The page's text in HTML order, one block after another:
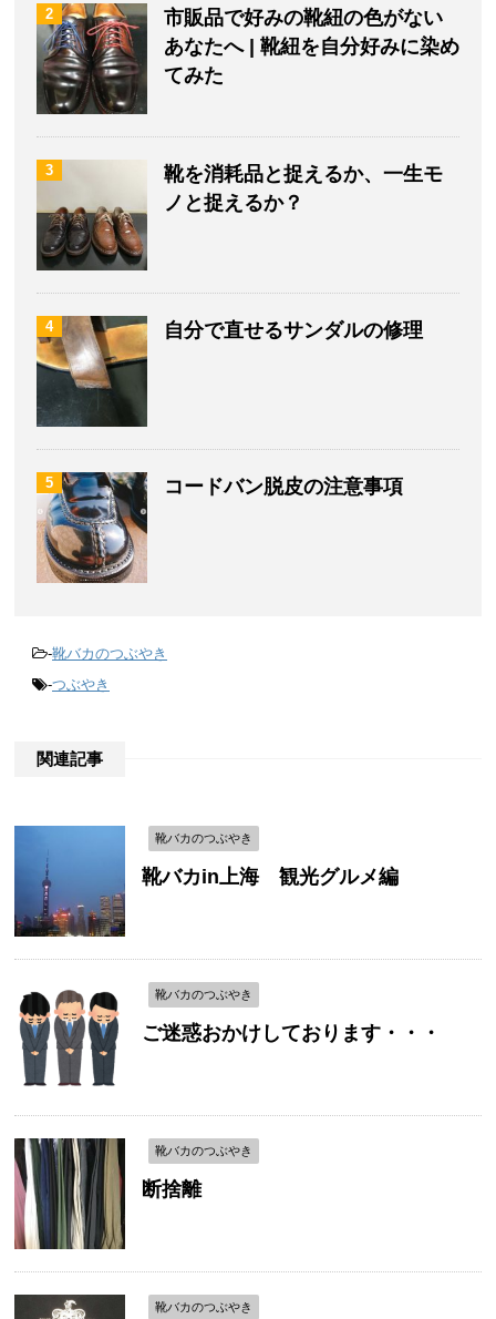
2
市販品で好みの靴紐の色がない
あなたへ | 靴紐を自分好みに染め
てみた
3
靴を消耗品と捉えるか、一生モ
ノと捉えるか？
4 自分で直せるサンダルの修理
5 コードバン脱皮の注意事項
-靴バカのつぶやき
-つぶやき
関連記事
靴バカのつぶやき
靴バカin上海 観光グルメ編
靴バカのつぶやき
ご迷惑おかけしております・・・
靴バカのつぶやき
断捨離
靴バカのつぶやき